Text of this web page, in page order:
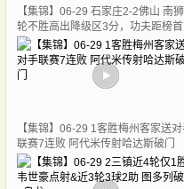
【集锦】06-29 石家庄2-2佛山 南
轮不胜高出降级区3分，功夫距榜
分
【集锦】06-29 1客胜梅州客家送
联赛7连败 阿代米传射哈达斯破门